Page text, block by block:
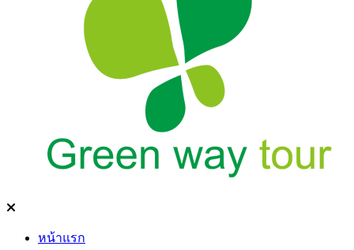
หน้าแรก